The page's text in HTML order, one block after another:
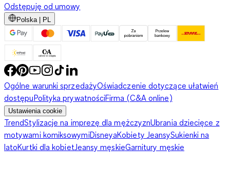
Odstępuję od umowy
Polska | PL
Ogólne warunki sprzedażyOświadczenie dotyczące ułatwień
dostępuPolityka prywatnościFirma (C&A online)
Ustawienia cookie
TrendStylizacje na imprezę dla mężczyznUbrania dziecięce z
motywami komiksowymiDisneyaKobiety JeansySukienki na
latoKurtki dla kobiet Jeansy męskieGarnitury męskie